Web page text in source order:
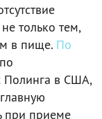
только тем,
в пище. По
Полинга в США,
при приеме